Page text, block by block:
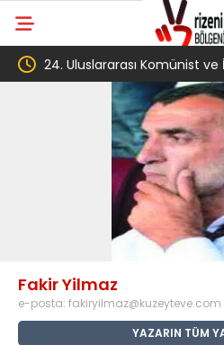
24. Uluslararası Komünist ve
toplantısı Havana’da başladı
Fakir Yilmaz
e-posta: fakiryilmaz@kuzeyteve.com
YAZARIN TÜM